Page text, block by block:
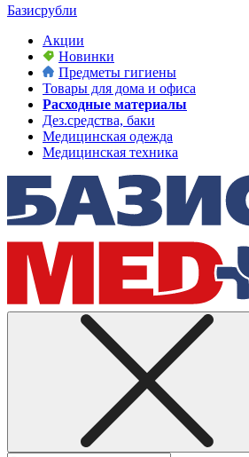
Базисрубли
Акции
Новинки
Предметы гигиены
Товары для дома и офиса
Расходные материалы
Дез.средства, баки
Медицинская одежда
Медицинская техника